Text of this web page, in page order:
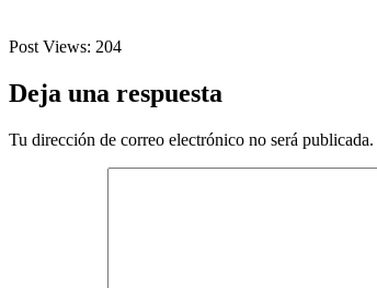
Post Views: 204
Deja una respuesta
Tu dirección de correo electrónico no será publicada.